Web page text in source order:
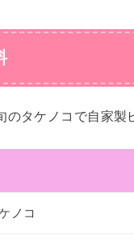
のタケノコで自家
ノコ